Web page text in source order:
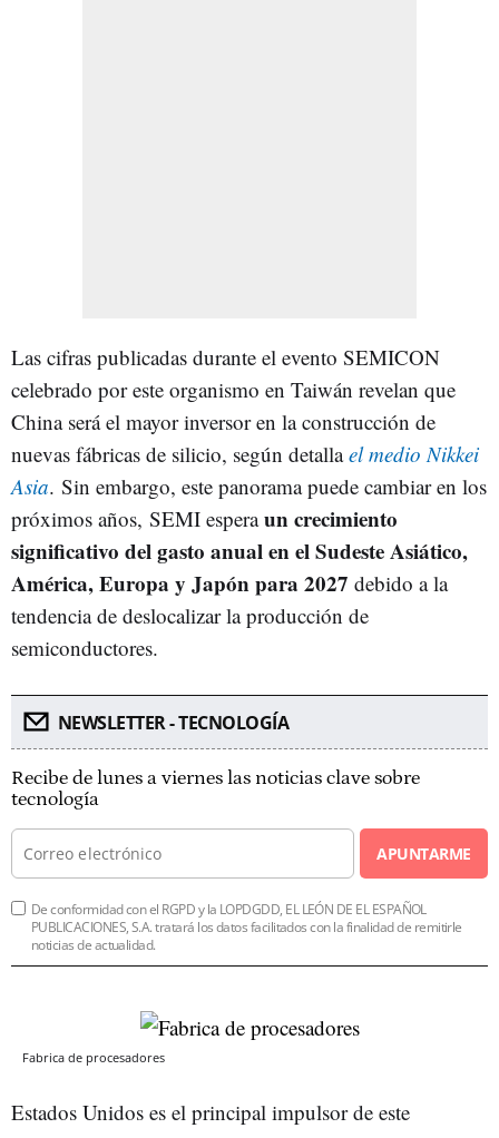
Las cifras publicadas durante el evento SEMICON
celebrado por este organismo en Taiwán revelan que
China será el mayor inversor en la construcción de
nuevas fábricas de silicio, según detallael medio Nikkei
Asia. Sin embargo, este panorama puede cambiar en los
próximos años, SEMI esperaun crecimiento
significativo del gasto anual en el Sudeste Asiático,
América, Europa y Japón para 2027 debido a la
tendencia de deslocalizar la producción de
semiconductores.
NEWSLETTER - TECNOLOGÍA
Recibe de lunes a viernes las noticias clave sobre
tecnología
APUNTARME
De conformidad con el RGPD y la LOPDGDD, EL LEÓN DE EL ESPAÑOL
PUBLICACIONES, S.A. tratará los datos facilitados con la finalidad de remitirle
noticias de actualidad.
Fabrica de procesadores
Estados Unidos es el principal impulsor de este